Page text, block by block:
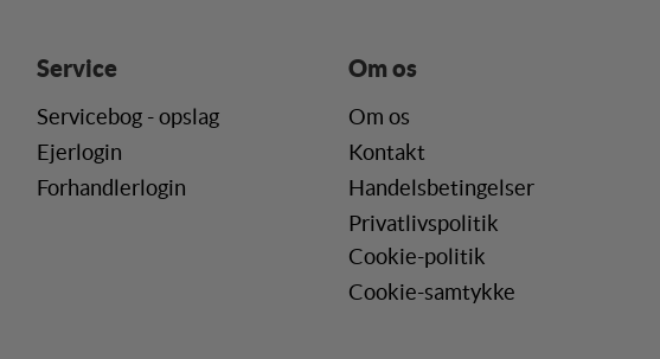
Service
Servicebog - opslag
Ejerlogin
Forhandlerlogin
Om os
Om os
Kontakt
Handelsbetingelser
Privatlivspolitik
Cookie-politik
Cookie-samtykke
på tværs af flere hjemmesider og
annoncer, når denne færdes på